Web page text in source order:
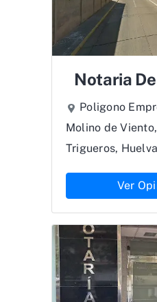
Notaria
Poligono
Molino de
Trigueros, Huelva
Ver